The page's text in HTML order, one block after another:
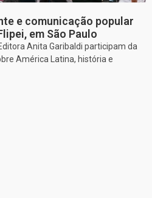
e comunicação popular
em São Paulo
Anita Garibaldi participam da
América Latina, história e